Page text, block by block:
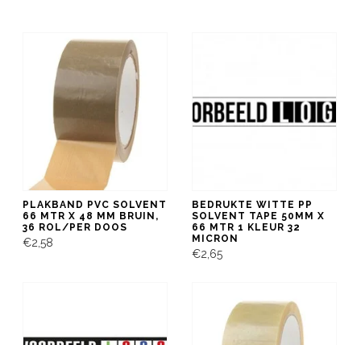
PLAKBAND PVC SOLVENT
66 MTR X 48 MM BRUIN,
36 ROL/PER DOOS
€2,58
BEDRUKTE WITTE PP
SOLVENT TAPE 50MM X
66 MTR 1 KLEUR 32
MICRON
€2,65